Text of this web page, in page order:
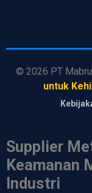
© 2026 PT
untuk
Supplier
Keamanan
Industri